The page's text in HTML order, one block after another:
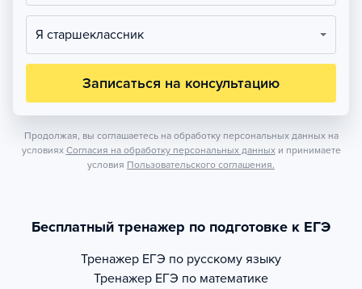
Я старшеклассник
Записаться на консультацию
Продолжая, вы соглашаетесь на обработку персональных данных на
условиях Согласия на обработку персональных данных и принимаете
условия Пользовательского соглашения.
Бесплатный тренажер по подготовке к ЕГЭ
Тренажер ЕГЭ по русскому языку
Тренажер ЕГЭ по математике